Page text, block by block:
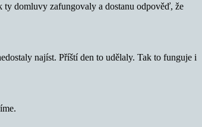
ty domluvy zafungovaly a dostanu odpověď, že
najíst. Příští den to udělaly. Tak to funguje i